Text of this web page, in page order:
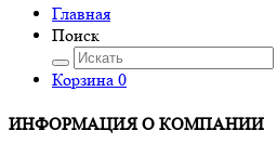
Главная
Поиск
Корзина 0
ИНФОРМАЦИЯ О КОМПАНИИ